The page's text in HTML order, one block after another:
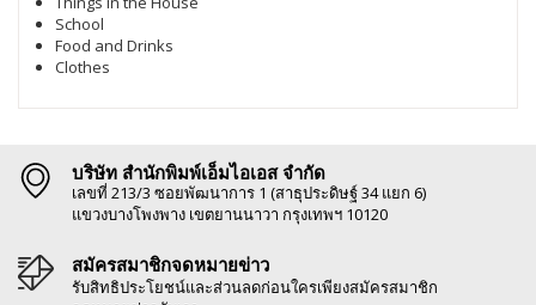
School
Food and Drinks
Clothes
บริษัท สำนักพิมพ์เอ็มไอเอส จำกัด
เลขที่ 213/3 ซอยพัฒนาการ 1 (สาธุประดิษฐ์ 34 แยก 6)
แขวงบางโพงพาง เขตยานนาวา กรุงเทพฯ 10120
สมัครสมาชิกจดหมายข่าว
รับสิทธิประโยชน์และส่วนลดก่อนใครเพียงสมัครสมาชิก